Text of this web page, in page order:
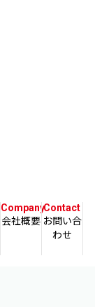
Company
会社概要
Contact
お問い合
わせ